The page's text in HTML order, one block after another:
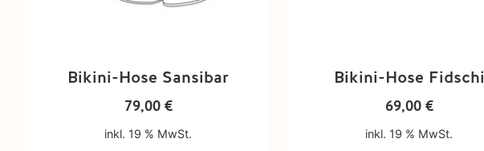
Bikini-Hose Sansibar
79,00 €
inkl. 19 % MwSt.
Bikini-Hose Fidschi
69,00 €
inkl. 19 % MwSt.